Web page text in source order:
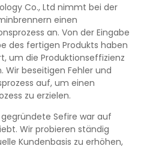
Co., Ltd nimmt bei der
einen
an. Von der Eingabe
des fertigen Produkts haben
um die Produktionseffizienz
beseitigen Fehler und
auf, um einen
zu erzielen.
Sefire war auf
Wir probieren ständig
Kundenbasis zu erhöhen,